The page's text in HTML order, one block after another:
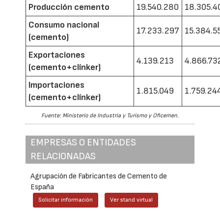
Producción cemento 19.540.280
Consumo nacional
(cemento)
17.233.297
Exportaciones
(cemento+clínker)
4.139.213
Importaciones
(cemento+clínker)
1.815.049
Fuente: Ministerio de Industria y Turismo y Oficemen.
EMPRESAS O ENTIDADES
RELACIONADAS
Agrupación de Fabricantes de Cemento de
España
Solicitar información Ver stand virtual